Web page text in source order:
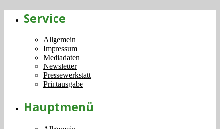
Service
Allgemein
Impressum
Mediadaten
Newsletter
Pressewerkstatt
Printausgabe
Hauptmenü